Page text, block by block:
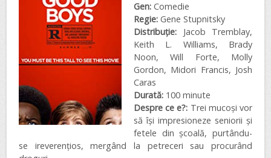
Gen: Comedie
Regie: Gene Stupnitsky
Distribuţie: Jacob Tremblay,
Keith L. Williams, Brady
Noon, Will Forte, Molly
Gordon, Midori Francis, Josh
Caras
Durată: 100 minute
Despre ce e?: Trei mucoși vor
să își impresioneze seniorii și
fetele din școală, purtându-
se ireverențios, mergând la petreceri sau procurând